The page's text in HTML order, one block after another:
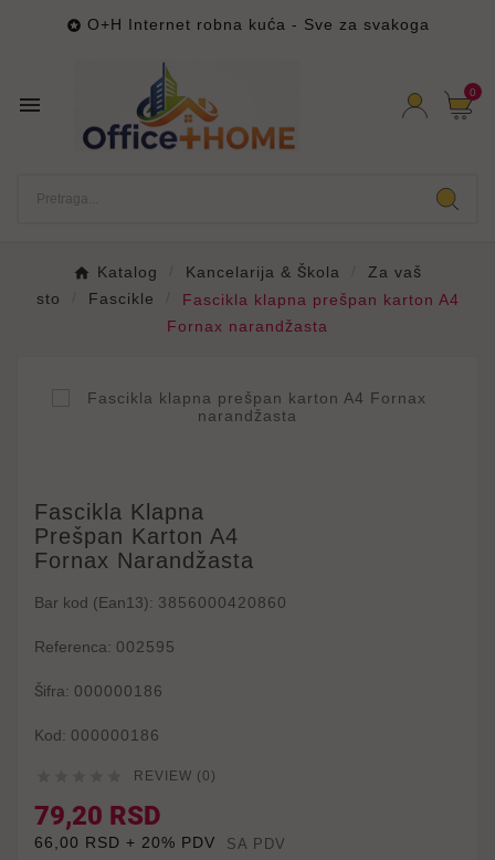
 O+H Internet robna kuća - Sve za svakoga
 0
Katalog Kancelarija & Škola
Za vaš
sto
Fascikle
Fascikla klapna prešpan karton A4
Fornax narandžasta
Fascikla Klapna
Prešpan Karton A4
Fornax Narandžasta
Bar kod (Ean13): 3856000420860
Referenca: 002595
Šifra: 000000186
Kod: 000000186
REVIEW (0)
79,20 RSD
66,00 RSD + 20% PDV SA PDV